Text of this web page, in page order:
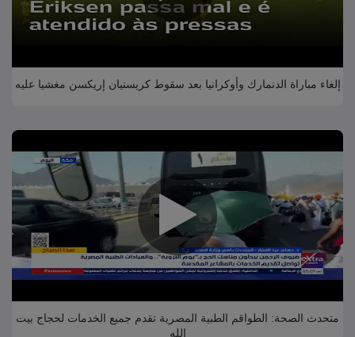
إلغاء مباراة الدنمارك وأوكرانيا بعد سقوط كريستيان إريكسن مغشيا عليه
متحدث الصحة: الطواقم الطبية المصرية تقدم جميع الخدمات لحجاج بيت
الله